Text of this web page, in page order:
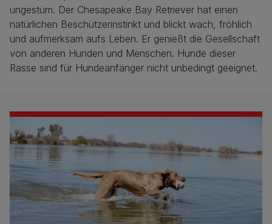
ungestüm. Der Chesapeake Bay Retriever hat einen
natürlichen Beschützerinstinkt und blickt wach, fröhlich
und aufmerksam aufs Leben. Er genießt die Gesellschaft
von anderen Hunden und Menschen. Hunde dieser
Rasse sind für Hundeanfänger nicht unbedingt geeignet.